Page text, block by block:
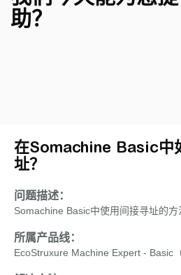
助？
在Somachine Basic中
址？
问题描述：
Somachine Basic中使用间接寻址的方
所属产品线：
EcoStruxure Machine Expert - Basic